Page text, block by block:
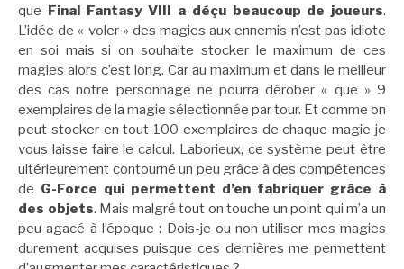
que Final Fantasy VIII a déçu beaucoup de joueurs.
L’idée de « voler » des magies aux ennemis n’est pas idiote
en soi mais si on souhaite stocker le maximum de ces
magies alors c’est long. Car au maximum et dans le meilleur
des cas notre personnage ne pourra dérober « que » 9
exemplaires de la magie sélectionnée par tour. Et comme on
peut stocker en tout 100 exemplaires de chaque magie je
vous laisse faire le calcul. Laborieux, ce système peut être
ultérieurement contourné un peu grâce à des compétences
de G-Force qui permettent d’en fabriquer grâce à
des objets. Mais malgré tout on touche un point qui m’a un
peu agacé à l’époque : Dois-je ou non utiliser mes magies
durement acquises puisque ces dernières me permettent